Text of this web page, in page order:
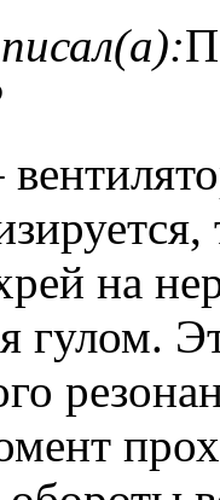
на
гулом.